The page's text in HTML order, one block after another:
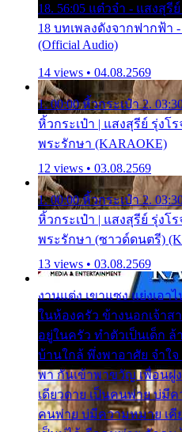
18. 56:05 แต๋วจ๋า - แสงสุรี
18 บทเพลงดังจากฟากฟ้า
(Official Audio)
14 views • 04.08.2569
1. 00:00 หิ้วกระเป๋า 2.
หิ้วกระเป๋า | แสงสุรีย์ รุ่งโ
พระรักษา (KARAOKE)
12 views • 03.08.2569
1. 00:00 หิ้วกระเป๋า 2.
หิ้วกระเป๋า | แสงสุรีย์ รุ่งโ
พระรักษา (ซาวด์ดนตรี)
13 views • 03.08.2569
งานแต่ง เขาแซง แย่งเอ
ในห้องครัว ข้างนอกเจ้าส
อยู่ในครัว ทำตัวเป็นเด็ก ล้
บ้านใกล้ พึ่งพาอาศัย จำใจ
พา กันเข้าพาขวัญ เพื่อนฝู
เดียวดาย เป็นคนพ่าย บ่มีค
คนพ่าย บ่มีความหมาย เคีย